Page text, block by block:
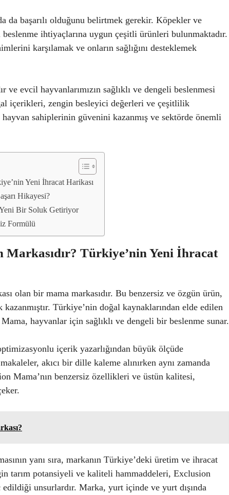
da başarılı olduğunu belirtmek gerekir. Köpekler ve
ihtiyaçlarına uygun çeşitli ürünleri bulunmaktadır.
karşılamak ve onların sağlığını desteklemek
evcil hayvanlarımızın sağlıklı ve dengeli beslenmesi
içerikleri, zengin besleyici değerleri ve çeşitlilik
sahiplerinin güvenini kazanmış ve sektörde önemli
Yeni İhracat Harikası
Hikayesi?
Bir Soluk Getiriyor
Formülü
Türkiye’nin Yeni İhracat
olan bir mama markasıdır. Bu benzersiz ve özgün ürün,
Türkiye’nin doğal kaynaklarından elde edilen
hayvanlar için sağlıklı ve dengeli bir beslenme sunar.
içerik yazarlığından büyük ölçüde
akıcı bir dille kaleme alınırken aynı zamanda
Mama’nın benzersiz özellikleri ve üstün kalitesi,
yanı sıra, markanın Türkiye’deki üretim ve ihracat
tarım potansiyeli ve kaliteli hammaddeleri, Exclusion
unsurlardır. Marka, yurt içinde ve yurt dışında